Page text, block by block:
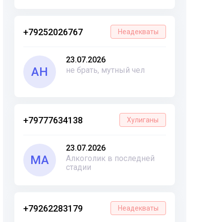
+79252026767 Неадекваты
АН
23.07.2026
не брать, мутный чел
+79777634138 Хулиганы
МА
23.07.2026
Алкоголик в последней
стадии
+79262283179 Неадекваты